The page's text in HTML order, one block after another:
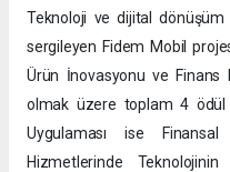
Teknoloji ve dijital
sergileyen Fidem Mobil
Ürün İnovasyonu ve
olmak üzere toplam 4 ödül
Uygulaması ise
Hizmetlerinde Teknolojinin